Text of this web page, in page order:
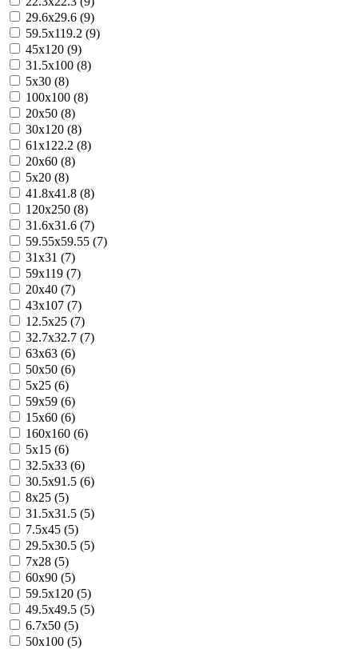
29.6x29.6 (9)
59.5x119.2 (9)
45x120 (9)
31.5x100 (8)
5x30 (8)
100x100 (8)
20x50 (8)
30x120 (8)
61x122.2 (8)
20x60 (8)
5x20 (8)
41.8x41.8 (8)
120x250 (8)
31.6x31.6 (7)
59.55x59.55 (7)
31x31 (7)
59x119 (7)
20x40 (7)
43x107 (7)
12.5x25 (7)
32.7x32.7 (7)
63x63 (6)
50x50 (6)
5x25 (6)
59x59 (6)
15x60 (6)
160x160 (6)
5x15 (6)
32.5x33 (6)
30.5x91.5 (6)
8x25 (5)
31.5x31.5 (5)
7.5x45 (5)
29.5x30.5 (5)
7x28 (5)
60x90 (5)
59.5x120 (5)
49.5x49.5 (5)
6.7x50 (5)
50x100 (5)